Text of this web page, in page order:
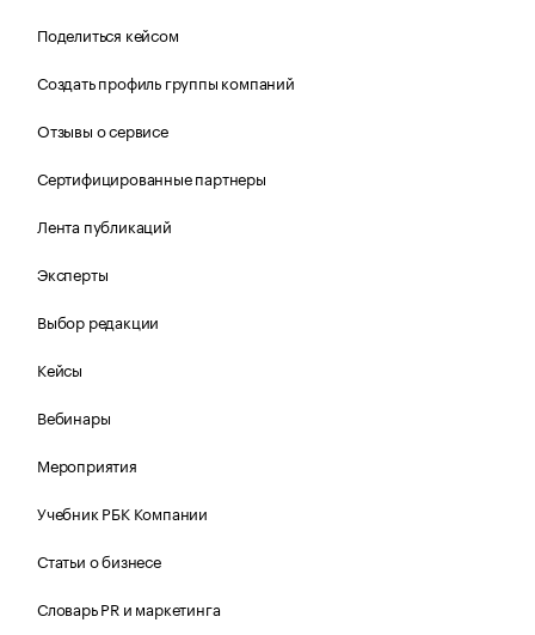
Поделиться кейсом
Создать профиль группы компаний
Отзывы о сервисе
Сертифицированные партнеры
Лента публикаций
Эксперты
Выбор редакции
Кейсы
Вебинары
Мероприятия
Учебник РБК Компании
Статьи о бизнесе
Словарь PR и маркетинга